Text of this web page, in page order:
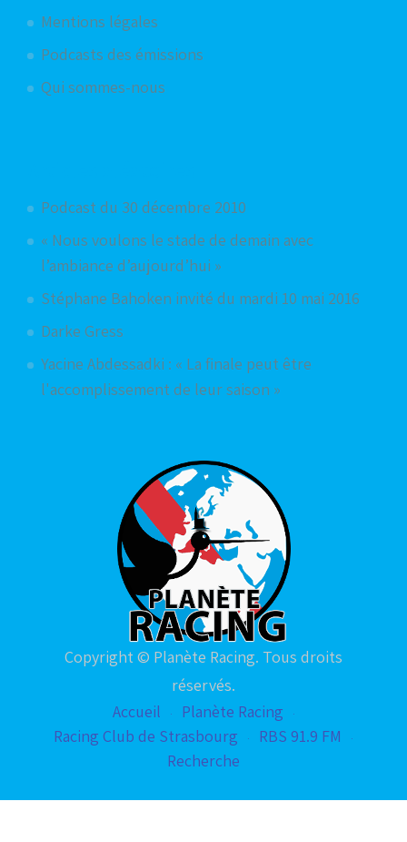
Mentions légales
Podcasts des émissions
Qui sommes-nous
Podcast du 30 décembre 2010
« Nous voulons le stade de demain avec
l’ambiance d’aujourd’hui »
Stéphane Bahoken invité du mardi 10 mai 2016
Darke Gress
Yacine Abdessadki : « La finale peut être
l'accomplissement de leur saison »
Copyright © Planète Racing. Tous droits
réservés.
Accueil
Planète Racing
Racing Club de Strasbourg
RBS 91.9 FM
Recherche